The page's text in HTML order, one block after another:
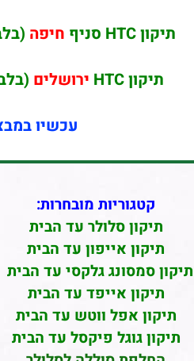
תיקון HTC סניף חיפה
תיקון HTC
ירושלים
עכשיו
קטגוריות מובחרות:
תיקון סלולר עד הבית
תיקון אייפון עד הבית
תיקון סמסונג גלקסי עד הבית
תיקון אייפד עד הבית
תיקון אפל ווטש עד הבית
תיקון גוגל פיקסל עד הבית